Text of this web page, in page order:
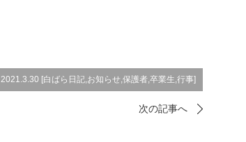
2021.3.30 [白ばら日記,お知らせ,保護者,卒業生,行事]
次の記事へ